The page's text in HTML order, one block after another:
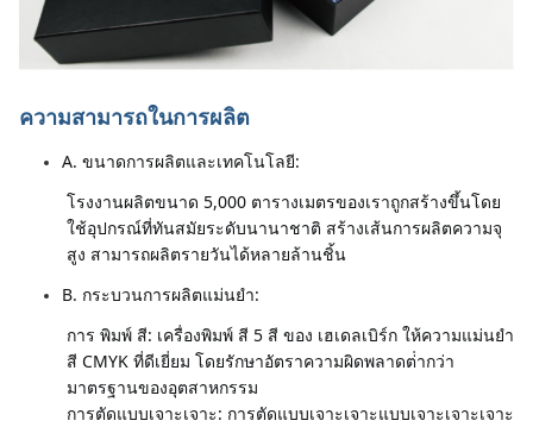
ความสามารถในการผลิต
A. ขนาดการผลิตและเทคโนโลยี:
โรงงานผลิตขนาด 5,000 ตารางเมตรของเราถูกสร้างขึ้นโดย
ใช้อุปกรณ์ที่ทันสมัยระดับนานาชาติ สร้างเส้นการผลิตความจุ
สูง สามารถผลิตรายวันได้หลายล้านชิ้น
B. กระบวนการผลิตแม่นยํา:
การ พิมพ์ สี: เครื่องพิมพ์ สี 5 สี ของ เฮเดลเบิร์ก ให้ความแม่นยํา
สี CMYK ที่ดีเยี่ยม โดยรักษาอัตราความผิดพลาดต่ํากว่า
มาตรฐานของอุตสาหกรรม
การตัดแบบเจาะเจาะ: การตัดแบบเจาะเจาะแบบเจาะเจาะเจาะ